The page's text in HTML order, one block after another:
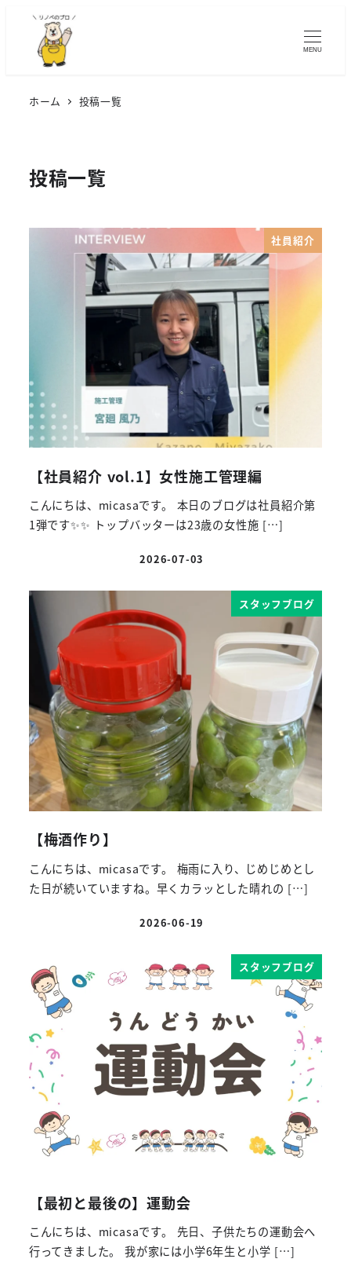
MENU
ホーム 投稿一覧
投稿一覧
社員紹介
【社員紹介 vol.1】女性施工管理編
こんにちは、micasaです。 本日のブログは社員紹介第
1弾です✨✨ トップバッターは23歳の女性施 […]
投稿日
2026-07-03
スタッフブログ
【梅酒作り】
こんにちは、micasaです。 梅雨に入り、じめじめとし
た日が続いていますね。早くカラッとした晴れの […]
投稿日
2026-06-19
スタッフブログ
【最初と最後の】運動会
こんにちは、micasaです。 先日、子供たちの運動会へ
行ってきました。 我が家には小学6年生と小学 […]